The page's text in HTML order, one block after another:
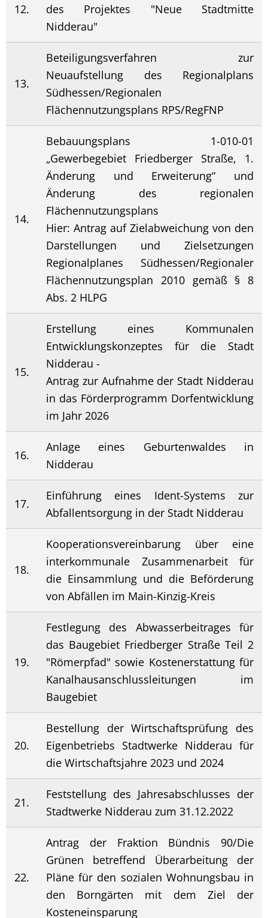
12.
des Projektes "Neue Stadtmitte
Nidderau"
13.
Beteiligungsverfahren zur
Neuaufstellung des Regionalplans
Südhessen/Regionalen
Flächennutzungsplans RPS/RegFNP
14.
Bebauungsplans 1-010-01
„Gewerbegebiet Friedberger Straße, 1.
Änderung und Erweiterung“ und
Änderung des regionalen
Flächennutzungsplans
Hier: Antrag auf Zielabweichung von den
Darstellungen und Zielsetzungen
Regionalplanes Südhessen/Regionaler
Flächennutzungsplan 2010 gemäß § 8
Abs. 2 HLPG
15.
Erstellung eines Kommunalen
Entwicklungskonzeptes für die Stadt
Nidderau -
Antrag zur Aufnahme der Stadt Nidderau
in das Förderprogramm Dorfentwicklung
im Jahr 2026
16.
Anlage eines Geburtenwaldes in
Nidderau
17.
Einführung eines Ident-Systems zur
Abfallentsorgung in der Stadt Nidderau
18.
Kooperationsvereinbarung über eine
interkommunale Zusammenarbeit für
die Einsammlung und die Beförderung
von Abfällen im Main-Kinzig-Kreis
19.
Festlegung des Abwasserbeitrages für
das Baugebiet Friedberger Straße Teil 2
"Römerpfad" sowie Kostenerstattung für
Kanalhausanschlussleitungen im
Baugebiet
20.
Bestellung der Wirtschaftsprüfung des
Eigenbetriebs Stadtwerke Nidderau für
die Wirtschaftsjahre 2023 und 2024
21.
Feststellung des Jahresabschlusses der
Stadtwerke Nidderau zum 31.12.2022
22.
Antrag der Fraktion Bündnis 90/Die
Grünen betreffend Überarbeitung der
Pläne für den sozialen Wohnungsbau in
den Borngärten mit dem Ziel der
Kosteneinsparung